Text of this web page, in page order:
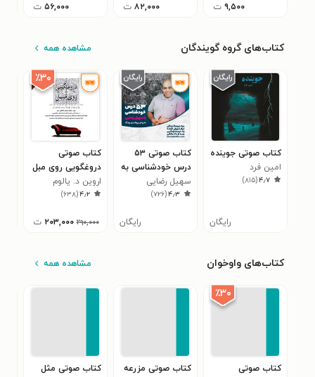
۹,۵۰۰ ت ۸۲,۰۰۰ ت ۵۶,۰۰۰ ت
کتاب‌های گروه گویندگان مشاهده همه
کتاب صوتی جوینده
امین فرد
۴٫۷(۸۱۵)
رایگان
کتاب صوتی ۵۳
درس خودشناسی به
روش پروفسور
یونگ
سهیل رضایی
۴٫۳(۷۲۶)
رایگان
٪۳۰
کتاب صوتی
دروغگویی روی مبل
اروین د. یالوم
۴٫۲(۶۳۸)
۲۹۰,۰۰۰ ۲۰۳,۰۰۰ ت
کتاب‌های واوخوان مشاهده همه
٪۳۰
کتاب صوتی
کتاب صوتی مزرعه
کتاب صوتی مثل